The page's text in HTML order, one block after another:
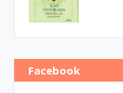
Facebook